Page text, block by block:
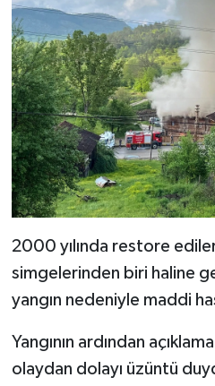
2000 yılında restore
simgelerinden biri haline
yangın nedeniyle maddi
Yangının ardından
olaydan dolayı üzüntü